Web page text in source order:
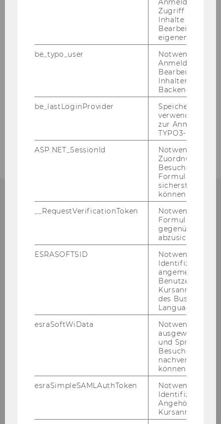
Zentrum für Wirtschaftssprachen
Fachveranstaltungen
Institut SDW
De­part­ment für Wirt­schafts­kom­mu­ni­ka­
Welt­han­dels­platz 1
A-​1020 Wien
In­tra­net­zu­gang für De­part­ment­an­ge­
Anmeldung und
Zugriff auf
Inhalte oder zur
Bearbeitung des
eigenen Profils.
be_typo_user
Notwendig für
Anmeldung und
Bearbeitung von
Inhalten im
Backend.
be_lastLoginProvider
Speichert die
verwendete
zur Anmeldung
TYPO3-Backend.
ASP.NET_SessionId
Notwendig, um
Zuordnung von
Besucher zu
sicherstellen zu
können.
__RequestVerificationToken
Notwendig, um
gegenüber
abzusichern.
ESRASOFTSID
Notwendig zur
Identifizierung
angemeldeten
Benutzers im
des Business
Language
esraSoftWiData
Notwendig um
ausgewählte
und
Besuchers
nachverfolgen
können.
esraSimpleSAMLAuthToken
Notwendig zur
Identifizierung
Angehörige/r für
Kursanmeldung.